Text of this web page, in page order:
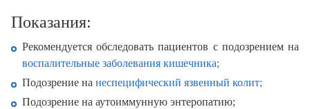
Показания:
Рекомендуется обследовать пациентов с подозрением на
воспалительные заболевания кишечника;
Подозрение на неспецифический язвенный колит;
Подозрение на аутоиммунную энтеропатию;